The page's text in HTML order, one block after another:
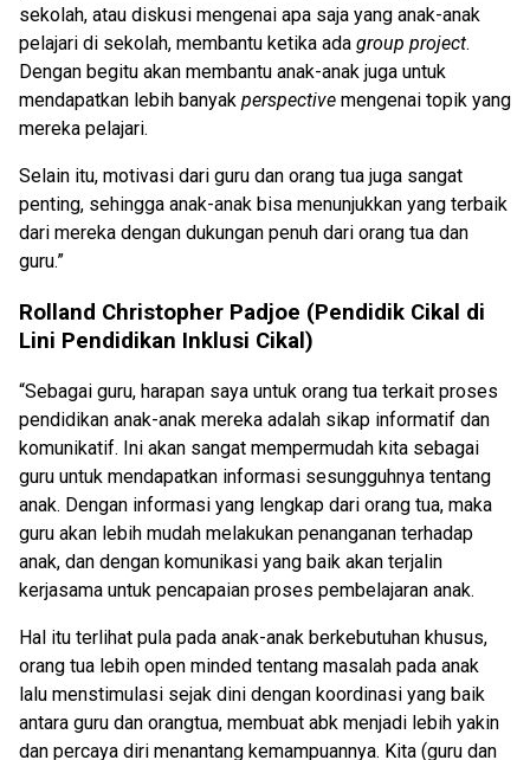
sekolah, atau diskusi mengenai apa saja yang anak-anak
pelajari di sekolah, membantu ketika ada group project.
Dengan begitu akan membantu anak-anak juga untuk
mendapatkan lebih banyak perspective mengenai topik yang
mereka pelajari.
Selain itu, motivasi dari guru dan orang tua juga sangat
penting, sehingga anak-anak bisa menunjukkan yang terbaik
dari mereka dengan dukungan penuh dari orang tua dan
guru.”
Rolland Christopher Padjoe (Pendidik Cikal di
Lini Pendidikan Inklusi Cikal)
“Sebagai guru, harapan saya untuk orang tua terkait proses
pendidikan anak-anak mereka adalah sikap informatif dan
komunikatif. Ini akan sangat mempermudah kita sebagai
guru untuk mendapatkan informasi sesungguhnya tentang
anak. Dengan informasi yang lengkap dari orang tua, maka
guru akan lebih mudah melakukan penanganan terhadap
anak, dan dengan komunikasi yang baik akan terjalin
kerjasama untuk pencapaian proses pembelajaran anak.
Hal itu terlihat pula pada anak-anak berkebutuhan khusus,
orang tua lebih open minded tentang masalah pada anak
lalu menstimulasi sejak dini dengan koordinasi yang baik
antara guru dan orangtua, membuat abk menjadi lebih yakin
dan percaya diri menantang kemampuannya. Kita (guru dan